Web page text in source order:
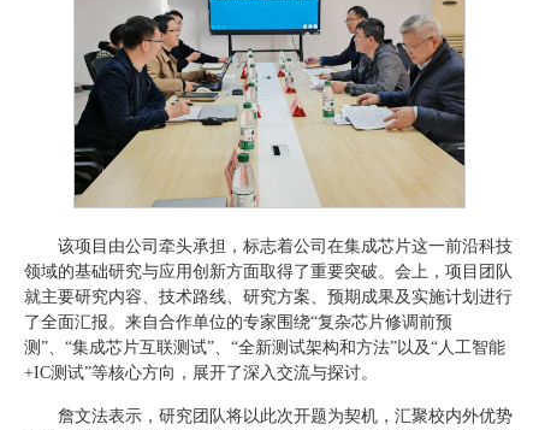
该项目由公司牵头承担，标志着公司在集成芯片这一前沿科技
领域的基础研究与应用创新方面取得了重要突破。会上，项目团队
就主要研究内容、技术路线、研究方案、预期成果及实施计划进行
了全面汇报。来自合作单位的专家围绕“复杂芯片修调前预
测”、“集成芯片互联测试”、“全新测试架构和方法”以及“人工智能
+IC测试”等核心方向，展开了深入交流与探讨。
詹文法表示，研究团队将以此次开题为契机，汇聚校内外优势